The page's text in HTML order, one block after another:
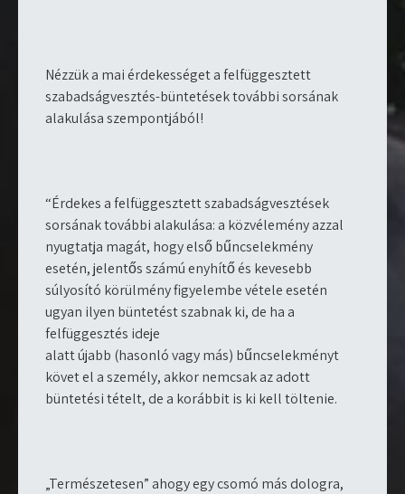
Nézzük a mai érdekességet a felfüggesztett
szabadságvesztés-büntetések további sorsának
alakulása szempontjából!
“Érdekes a felfüggesztett szabadságvesztések
sorsának további alakulása: a közvélemény azzal
nyugtatja magát, hogy első bűncselekmény
esetén, jelentős számú enyhítő és kevesebb
súlyosító körülmény figyelembe vétele esetén
ugyan ilyen büntetést szabnak ki, de ha a
felfüggesztés ideje
alatt újabb (hasonló vagy más) bűncselekményt
követ el a személy, akkor nemcsak az adott
büntetési tételt, de a korábbit is ki kell töltenie.
„Természetesen” ahogy egy csomó más dologra,